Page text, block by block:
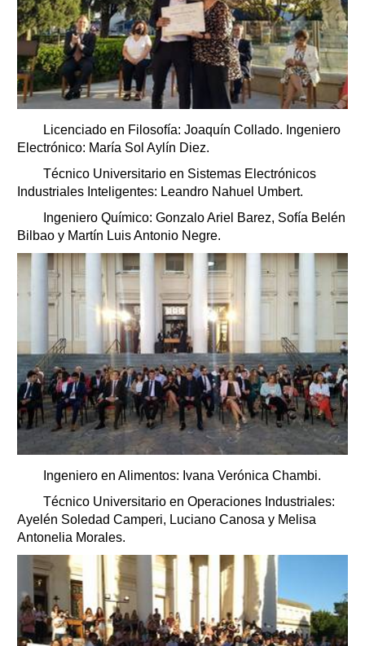
Licenciado en Filosofía: Joaquín Collado. Ingeniero
Electrónico: María Sol Aylín Diez.
Técnico Universitario en Sistemas Electrónicos
Industriales Inteligentes: Leandro Nahuel Umbert.
Ingeniero Químico: Gonzalo Ariel Barez, Sofía Belén
Bilbao y Martín Luis Antonio Negre.
Ingeniero en Alimentos: Ivana Verónica Chambi.
Técnico Universitario en Operaciones Industriales:
Ayelén Soledad Camperi, Luciano Canosa y Melisa
Antonelia Morales.